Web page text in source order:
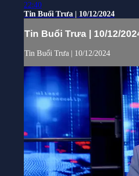
22:40
Tin Buổi Trưa | 10/12/2024
Tin Buổi Trưa | 10/12/
Tin Buổi Trưa | 10/12/2024